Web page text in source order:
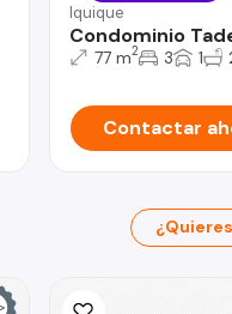
Iquique
Condominio
77 m2 3 1
Contactar